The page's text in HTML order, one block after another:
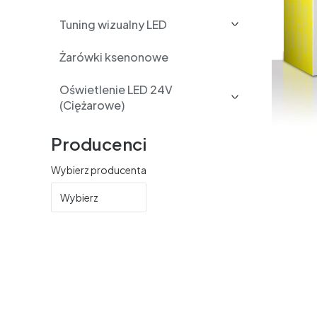
Tuning wizualny LED
Żarówki ksenonowe
Oświetlenie LED 24V
(Ciężarowe)
Producenci
Wybierz producenta
Wybierz